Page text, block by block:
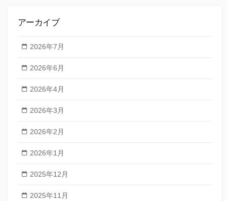
アーカイブ
2026年7月
2026年6月
2026年4月
2026年3月
2026年2月
2026年1月
2025年12月
2025年11月